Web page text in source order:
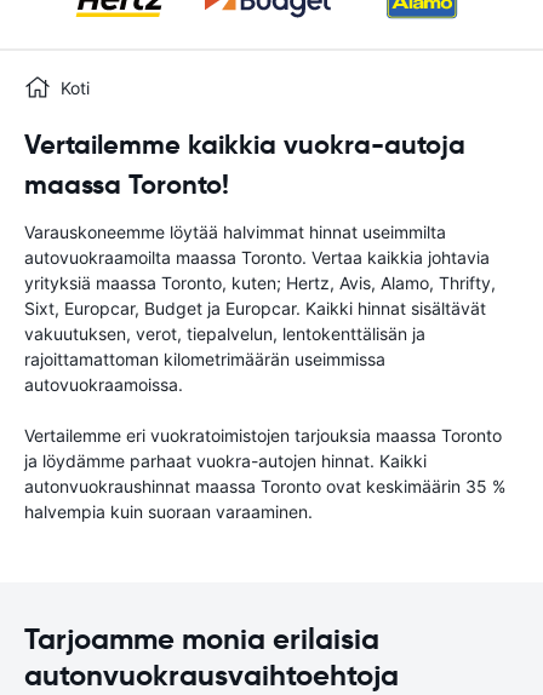
Koti
Vertailemme kaikkia vuokra-autoja
maassa Toronto!
Varauskoneemme löytää halvimmat hinnat useimmilta
autovuokraamoilta maassa Toronto. Vertaa kaikkia johtavia
yrityksiä maassa Toronto, kuten; Hertz, Avis, Alamo, Thrifty,
Sixt, Europcar, Budget ja Europcar. Kaikki hinnat sisältävät
vakuutuksen, verot, tiepalvelun, lentokenttälisän ja
rajoittamattoman kilometrimäärän useimmissa
autovuokraamoissa.
Vertailemme eri vuokratoimistojen tarjouksia maassa Toronto
ja löydämme parhaat vuokra-autojen hinnat. Kaikki
autonvuokraushinnat maassa Toronto ovat keskimäärin 35 %
halvempia kuin suoraan varaaminen.
Tarjoamme monia erilaisia
autonvuokrausvaihtoehtoja